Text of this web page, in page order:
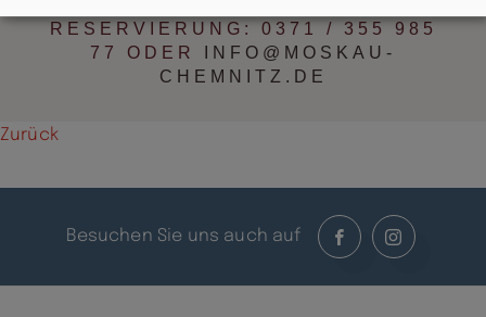
RESERVIERUNG: 0371 / 355 985
77 ODER
INFO@MOSKAU-
CHEMNITZ.DE
Zurück
Besuchen Sie uns auch auf